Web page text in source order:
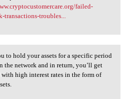
failed-
transactions-troubles...
to hold your
to hold your assets for a specific period
the network and in return, you’ll get
with high interest rates in the form of